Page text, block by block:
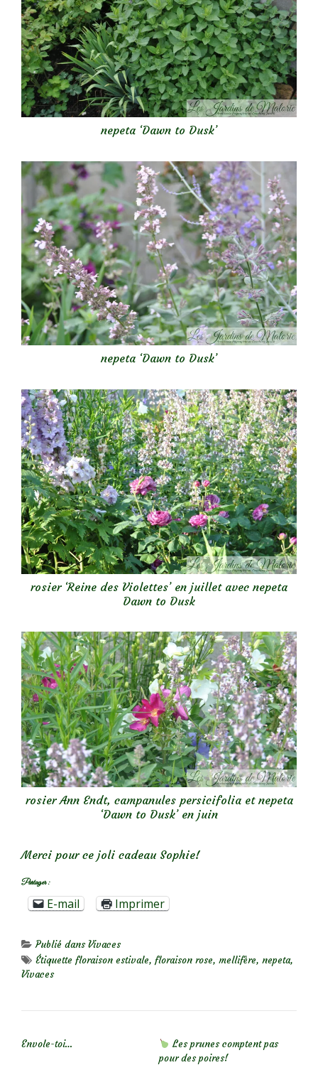
nepeta ‘Dawn to Dusk’
nepeta ‘Dawn to Dusk’
rosier ‘Reine des Violettes’ en juillet avec nepeta
Dawn to Dusk
rosier Ann Endt, campanules persicifolia et nepeta
‘Dawn to Dusk’ en juin
Merci pour ce joli cadeau Sophie!
Partager :
E-mail Imprimer
Publié dansVivaces
Étiquette floraison estivale, floraison rose, mellifère, nepeta,
Vivaces
Envole-toi…
Les prunes comptent pas
pour des poires!